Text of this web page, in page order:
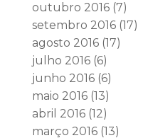
outubro 2016(7)
setembro 2016(17)
agosto 2016(17)
julho 2016(6)
junho 2016(6)
maio 2016(13)
abril 2016(12)
março 2016(13)